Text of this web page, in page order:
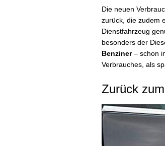
Die neuen
zurück, die zudem
Dienstfahrzeug
besonders der
Benziner– schon
Verbrauches, als
Zurück